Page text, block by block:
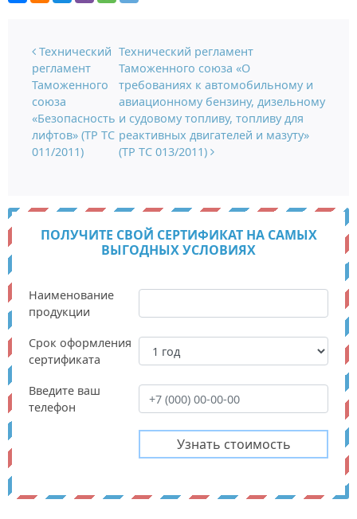
Навигация по записям
Технический
регламент
Таможенного
союза
«Безопасность
лифтов» (ТР ТС
011/2011)
Технический регламент
Таможенного союза «О
требованиях к автомобильному и
авиационному бензину, дизельному
и судовому топливу, топливу для
реактивных двигателей и мазуту»
(ТР ТС 013/2011)
ПОЛУЧИТЕ СВОЙ СЕРТИФИКАТ НА САМЫХ
ВЫГОДНЫХ УСЛОВИЯХ
Наименование
продукции
Срок оформления
сертификата
Введите ваш
телефон